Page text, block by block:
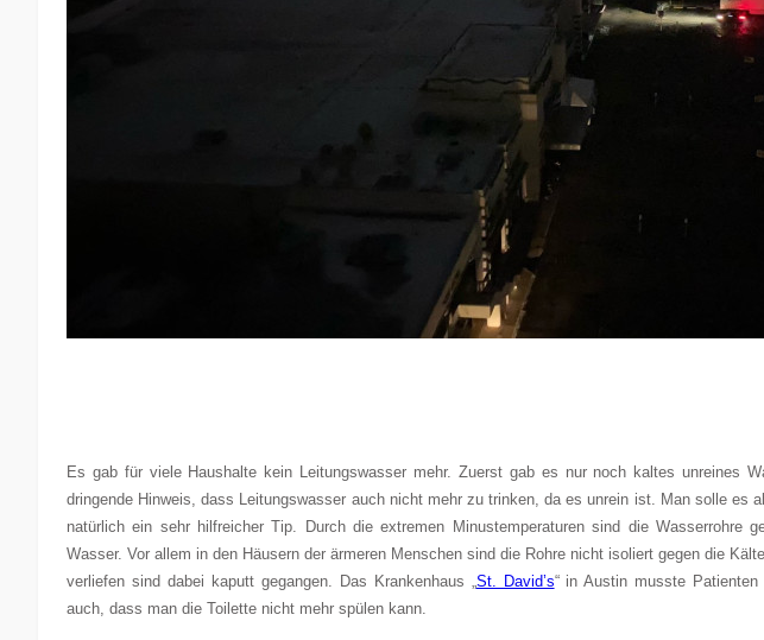
Es gab für viele Haushalte kein Leitungswasser mehr. Zuerst gab es nur noch kaltes unreines
dringende Hinweis, dass Leitungswasser auch nicht mehr zu trinken, da es unrein ist. Man solle es
natürlich ein sehr hilfreicher Tip. Durch die extremen Minustemperaturen sind die Wasserrohre
Wasser. Vor allem in den Häusern der ärmeren Menschen sind die Rohre nicht isoliert gegen die
verliefen sind dabei kaputt gegangen. Das Krankenhaus „ St. David’s“ in Austin musste
auch, dass man die Toilette nicht mehr spülen kann.